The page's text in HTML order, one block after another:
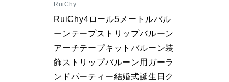
RuiChy
RuiChy4ロール5メートルバル
ーンテープストリップバルーン
アーチテープキットバルーン装
飾ストリップバルーン用ガーラ
ンドパーティー結婚式誕生日ク